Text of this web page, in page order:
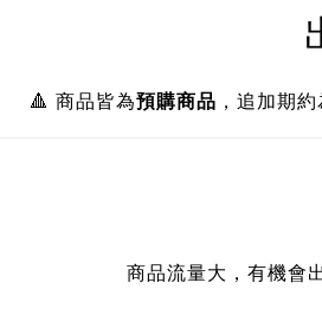
🔺 商品皆為預購商品 ，追加期約
商品流量大，有機會